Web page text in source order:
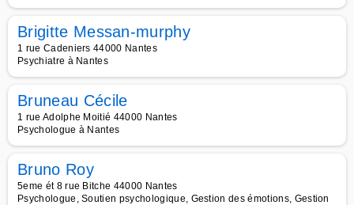
Brigitte Messan-murphy
1 rue Cadeniers 44000 Nantes
Psychiatre à Nantes
Bruneau Cécile
1 rue Adolphe Moitié 44000 Nantes
Psychologue à Nantes
Bruno Roy
5eme ét 8 rue Bitche 44000 Nantes
Psychologue, Soutien psychologique, Gestion des émotions, Gestion